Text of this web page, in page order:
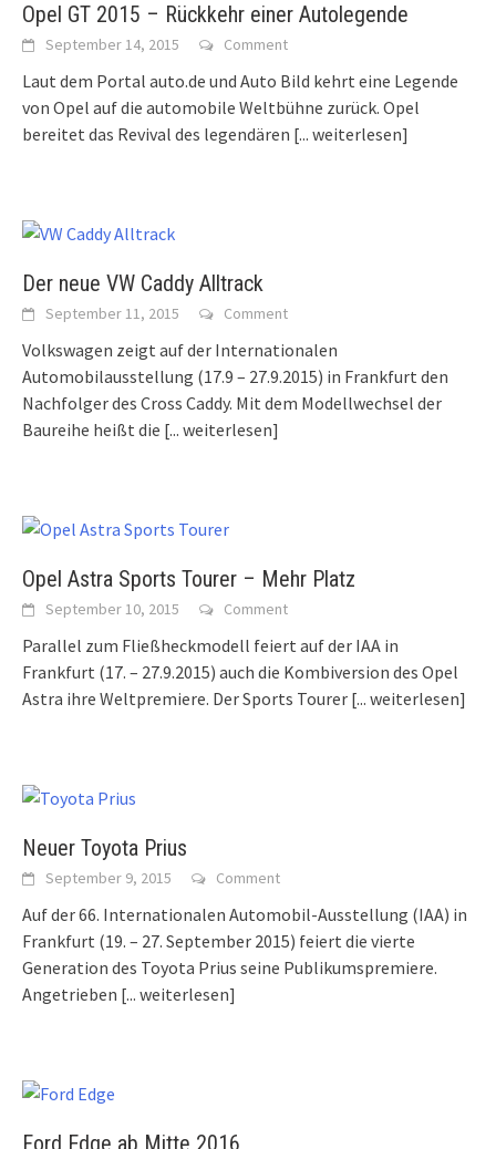
Opel GT 2015 – Rückkehr einer Autolegende
September 14, 2015 Comment
Laut dem Portal auto.de und Auto Bild kehrt eine Legende
von Opel auf die automobile Weltbühne zurück. Opel
bereitet das Revival des legendären [... weiterlesen]
Der neue VW Caddy Alltrack
September 11, 2015 Comment
Volkswagen zeigt auf der Internationalen
Automobilausstellung (17.9 – 27.9.2015) in Frankfurt den
Nachfolger des Cross Caddy. Mit dem Modellwechsel der
Baureihe heißt die [... weiterlesen]
Opel Astra Sports Tourer – Mehr Platz
September 10, 2015 Comment
Parallel zum Fließheckmodell feiert auf der IAA in
Frankfurt (17. – 27.9.2015) auch die Kombiversion des Opel
Astra ihre Weltpremiere. Der Sports Tourer [... weiterlesen]
Neuer Toyota Prius
September 9, 2015 Comment
Auf der 66. Internationalen Automobil-Ausstellung (IAA) in
Frankfurt (19. – 27. September 2015) feiert die vierte
Generation des Toyota Prius seine Publikumspremiere.
Angetrieben [... weiterlesen]